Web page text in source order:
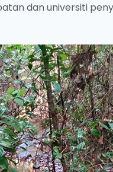
dan universiti